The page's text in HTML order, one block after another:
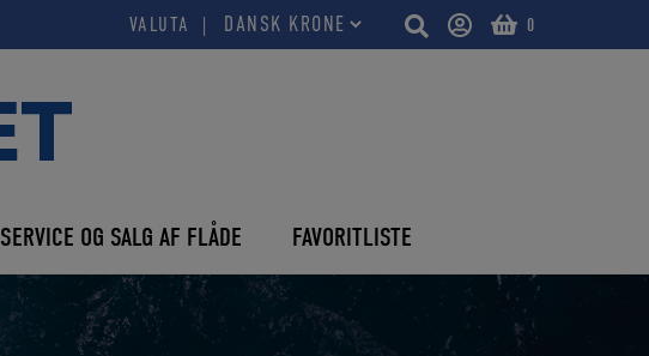
VALUTA 0
SERVICE OG SALG AF FLÅDE FAVORITLISTE